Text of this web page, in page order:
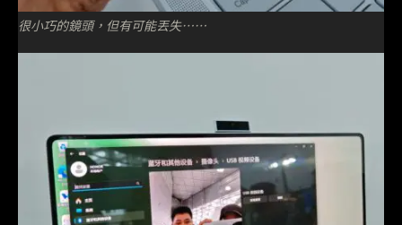
很小巧的鏡頭，但有可能丟失⋯⋯